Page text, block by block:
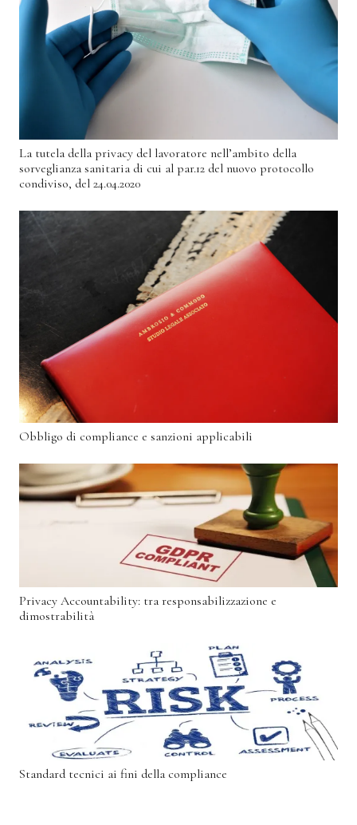
La tutela della privacy del lavoratore nell’ambito della
sorveglianza sanitaria di cui al par.12 del nuovo protocollo
condiviso, del 24.04.2020
Obbligo di compliance e sanzioni applicabili
Privacy Accountability: tra responsabilizzazione e
dimostrabilità
Standard tecnici ai fini della compliance